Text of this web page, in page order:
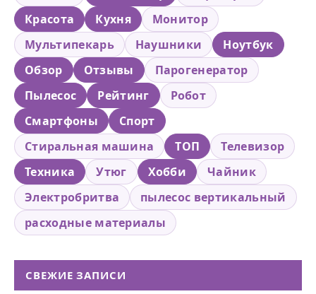
Красота
Кухня
Монитор
Мультипекарь
Наушники
Ноутбук
Обзор
Отзывы
Парогенератор
Пылесос
Рейтинг
Робот
Смартфоны
Спорт
Стиральная машина
ТОП
Телевизор
Техника
Утюг Хобби
Чайник
Электробритва
пылесос вертикальный
расходные материалы
СВЕЖИЕ ЗАПИСИ